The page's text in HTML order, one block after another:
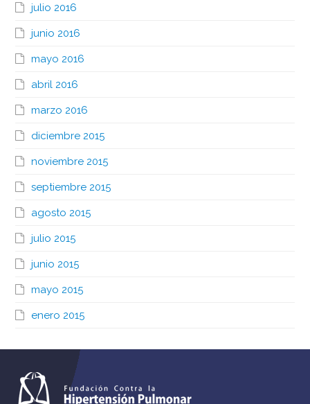
julio 2016
junio 2016
mayo 2016
abril 2016
marzo 2016
diciembre 2015
noviembre 2015
septiembre 2015
agosto 2015
julio 2015
junio 2015
mayo 2015
enero 2015